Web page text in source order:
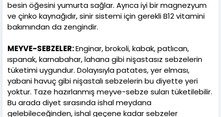
besin öğesini yumurta sağlar. Ayrıca iyi bir magnezyum
ve çinko kaynağıdır, sinir sistemi için gerekli B12 vitamini
bakımından da zengindir.
MEYVE-SEBZELER:Enginar, brokoli, kabak, patlıcan,
ıspanak, karnabahar, lahana gibi nişastasız sebzelerin
tüketimi uygundur. Dolayısıyla patates, yer elması,
yabani havuç gibi nişastalı sebzelerin bu diyette yeri
yoktur. Taze hazırlanmış meyve-sebze suları tüketilebilir.
Bu arada diyet sırasında ishal meydana
gelebileceğinden, ishal geçene kadar sebzeler